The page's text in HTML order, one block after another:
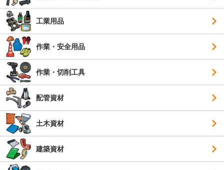
工業用品
作業・安全用品
作業・切削工具
配管資材
土木資材
建築資材